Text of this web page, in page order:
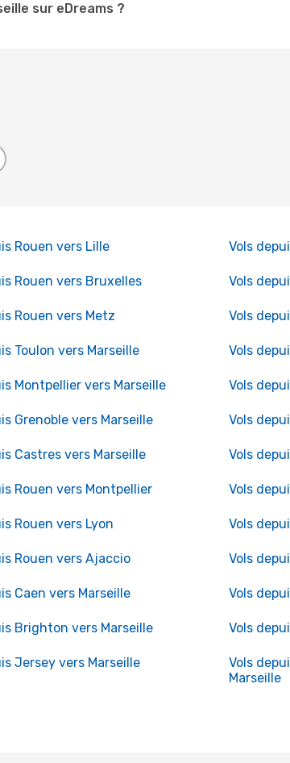
sur eDreams ?
Rouen vers Lille Vols
Rouen vers Bruxelles Vols
Rouen vers Metz Vols
Toulon vers Marseille Vols
Montpellier vers Marseille Vols
Grenoble vers Marseille Vols
Castres vers Marseille Vols
Rouen vers Montpellier Vols
Rouen vers Lyon Vols
Rouen vers Ajaccio Vols
Caen vers Marseille Vols
Brighton vers Marseille Vols
Jersey vers Marseille
Vols
Marseille